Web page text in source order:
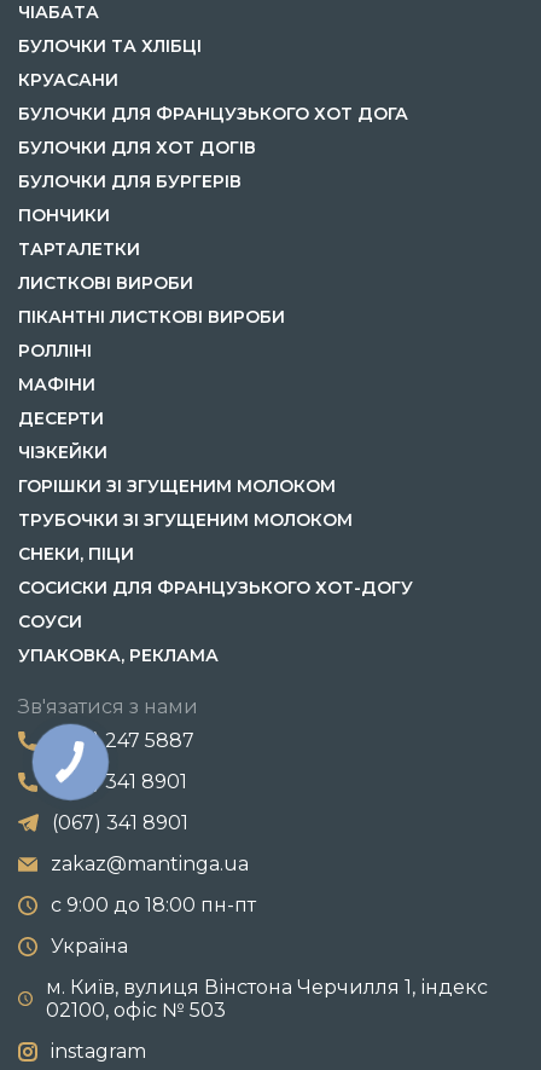
ЧІАБАТА
БУЛОЧКИ ТА ХЛІБЦІ
КРУАСАНИ
БУЛОЧКИ ДЛЯ ФРАНЦУЗЬКОГО ХОТ ДОГА
БУЛОЧКИ ДЛЯ ХОТ ДОГІВ
БУЛОЧКИ ДЛЯ БУРГЕРІВ
ПОНЧИКИ
ТАРТАЛЕТКИ
ЛИСТКОВІ ВИРОБИ
ПІКАНТНІ ЛИСТКОВІ ВИРОБИ
РОЛЛІНІ
МАФІНИ
ДЕСЕРТИ
ЧІЗКЕЙКИ
ГОРІШКИ ЗІ ЗГУЩЕНИМ МОЛОКОМ
ТРУБОЧКИ ЗІ ЗГУЩЕНИМ МОЛОКОМ
СНЕКИ, ПІЦИ
СОСИСКИ ДЛЯ ФРАНЦУЗЬКОГО ХОТ-ДОГУ
СОУСИ
УПАКОВКА, РЕКЛАМА
Зв'язатися з нами
(067) 247 5887
(067) 341 8901
(067) 341 8901
zakaz@mantinga.ua
с 9:00 до 18:00 пн-пт
Україна
м. Київ, вулиця Вінстона Черчилля 1, індекс
02100, офіс № 503
instagram